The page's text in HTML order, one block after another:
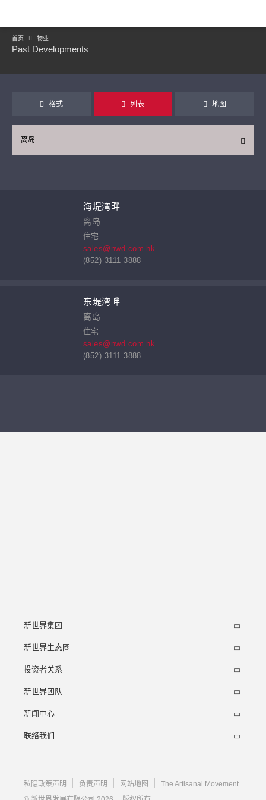
首页 物业
Past Developments
格式 列表 地图
离岛
海堤湾畔
离岛
住宅
sales@nwd.com.hk
(852) 3111 3888
东堤湾畔
离岛
住宅
sales@nwd.com.hk
(852) 3111 3888
新世界集团
新世界生态圈
投资者关系
新世界团队
新闻中心
联络我们
私隐政策声明 负责声明 网站地图
The Artisanal Movement